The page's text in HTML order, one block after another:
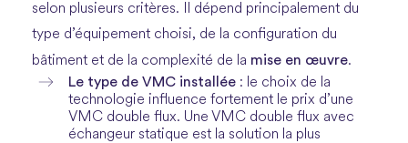
selon plusieurs critères. Il dépend principalement du
type d’équipement choisi, de la configuration du
bâtiment et de la complexité de la mise en œuvre.
Le type de VMC installée : le choix de la
technologie influence fortement le prix d’une
VMC double flux. Une VMC double flux avec
échangeur statique est la solution la plus